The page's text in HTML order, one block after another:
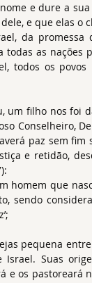
e dure a
e que elas o
da promessa
todas as
todos os povos
um filho nos foi
Conselheiro,
paz sem
e retidão,
homem que
sendo
pequena
Suas
e os pastoreará